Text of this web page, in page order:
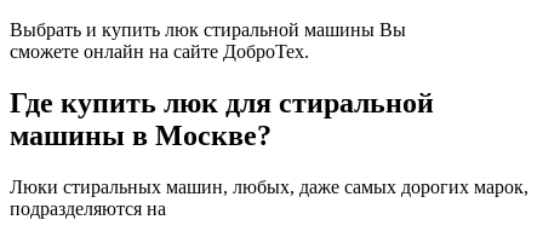
Выбрать и купить люк стиральной машины Вы
сможете онлайн на сайте ДоброТех.
Где купить люк для стиральной
машины в Москве?
Люки стиральных машин, любых, даже самых дорогих марок,
подразделяются на